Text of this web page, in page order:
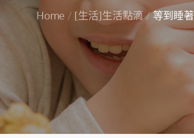
Home [生活]生活點滴 等到睡著